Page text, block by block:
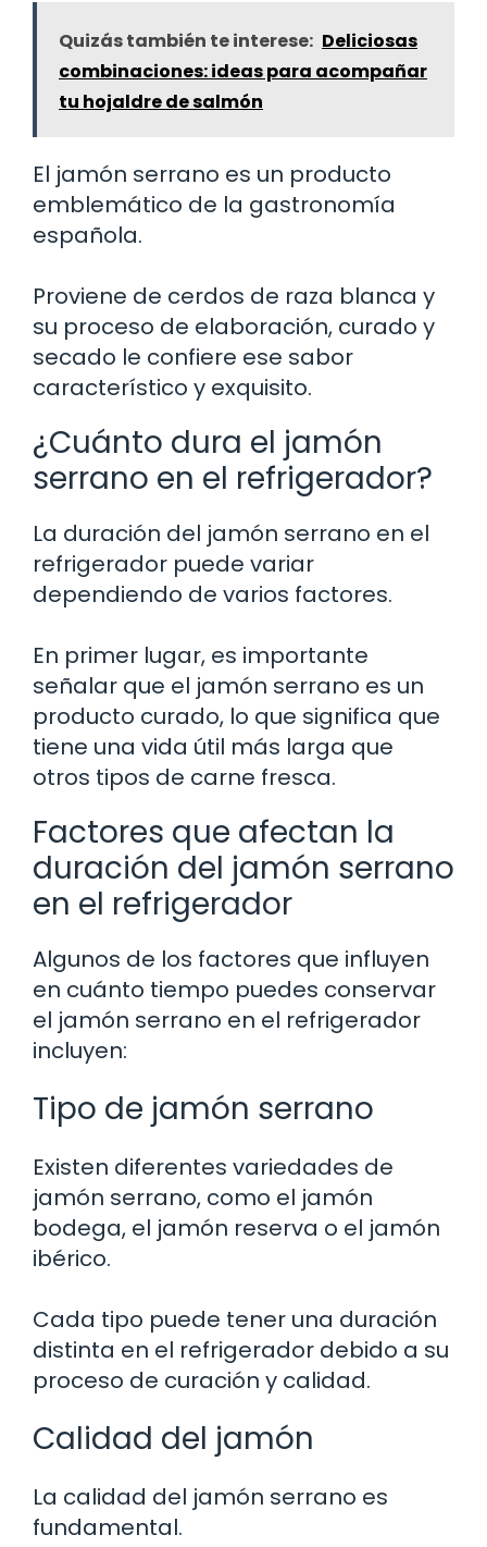
Quizás también te interese: Deliciosas
combinaciones: ideas para acompañar
tu hojaldre de salmón
El jamón serrano es un producto
emblemático de la gastronomía
española.
Proviene de cerdos de raza blanca y
su proceso de elaboración, curado y
secado le confiere ese sabor
característico y exquisito.
¿Cuánto dura el jamón
serrano en el refrigerador?
La duración del jamón serrano en el
refrigerador puede variar
dependiendo de varios factores.
En primer lugar, es importante
señalar que el jamón serrano es un
producto curado, lo que significa que
tiene una vida útil más larga que
otros tipos de carne fresca.
Factores que afectan la
duración del jamón serrano
en el refrigerador
Algunos de los factores que influyen
en cuánto tiempo puedes conservar
el jamón serrano en el refrigerador
incluyen:
Tipo de jamón serrano
Existen diferentes variedades de
jamón serrano, como el jamón
bodega, el jamón reserva o el jamón
ibérico.
Cada tipo puede tener una duración
distinta en el refrigerador debido a su
proceso de curación y calidad.
Calidad del jamón
La calidad del jamón serrano es
fundamental.